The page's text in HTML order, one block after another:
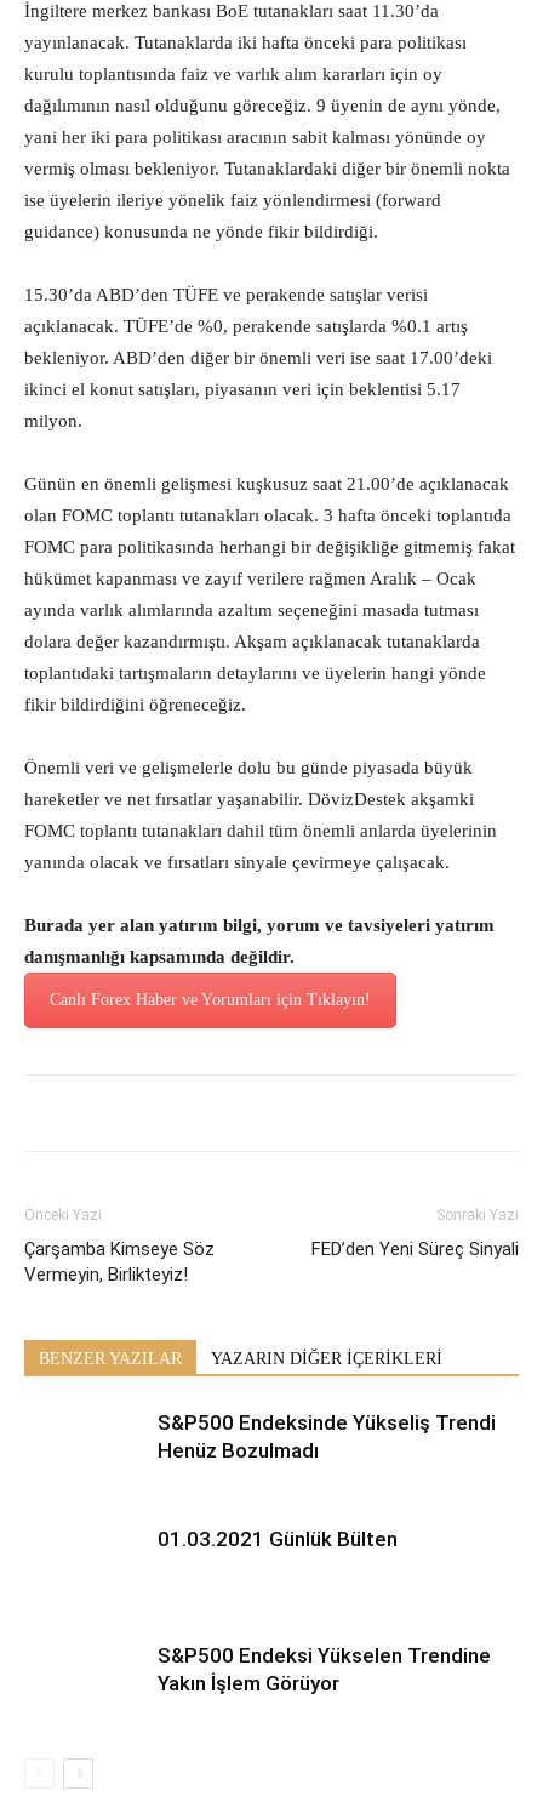
İngiltere merkez bankası BoE tutanakları saat 11.30’da
yayınlanacak. Tutanaklarda iki hafta önceki para politikası
kurulu toplantısında faiz ve varlık alım kararları için oy
dağılımının nasıl olduğunu göreceğiz. 9 üyenin de aynı yönde,
yani her iki para politikası aracının sabit kalması yönünde oy
vermiş olması bekleniyor. Tutanaklardaki diğer bir önemli nokta
ise üyelerin ileriye yönelik faiz yönlendirmesi (forward
guidance) konusunda ne yönde fikir bildirdiği.
15.30’da ABD’den TÜFE ve perakende satışlar verisi
açıklanacak. TÜFE’de %0, perakende satışlarda %0.1 artış
bekleniyor. ABD’den diğer bir önemli veri ise saat 17.00’deki
ikinci el konut satışları, piyasanın veri için beklentisi 5.17
milyon.
Günün en önemli gelişmesi kuşkusuz saat 21.00’de açıklanacak
olan FOMC toplantı tutanakları olacak. 3 hafta önceki toplantıda
FOMC para politikasında herhangi bir değişikliğe gitmemiş fakat
hükümet kapanması ve zayıf verilere rağmen Aralık – Ocak
ayında varlık alımlarında azaltım seçeneğini masada tutması
dolara değer kazandırmıştı. Akşam açıklanacak tutanaklarda
toplantıdaki tartışmaların detaylarını ve üyelerin hangi yönde
fikir bildirdiğini öğreneceğiz.
Önemli veri ve gelişmelerle dolu bu günde piyasada büyük
hareketler ve net fırsatlar yaşanabilir. DövizDestek akşamki
FOMC toplantı tutanakları dahil tüm önemli anlarda üyelerinin
yanında olacak ve fırsatları sinyale çevirmeye çalışacak.
Burada yer alan yatırım bilgi, yorum ve tavsiyeleri yatırım
danışmanlığı kapsamında değildir.
Canlı Forex Haber ve Yorumları için Tıklayın!
Önceki Yazı
Çarşamba Kimseye Söz
Vermeyin, Birlikteyiz!
Sonraki Yazı
FED’den Yeni Süreç Sinyali
BENZER YAZILAR YAZARIN DİĞER İÇERİKLERİ
S&P500 Endeksinde Yükseliş Trendi
Henüz Bozulmadı
01.03.2021 Günlük Bülten
S&P500 Endeksi Yükselen Trendine
Yakın İşlem Görüyor